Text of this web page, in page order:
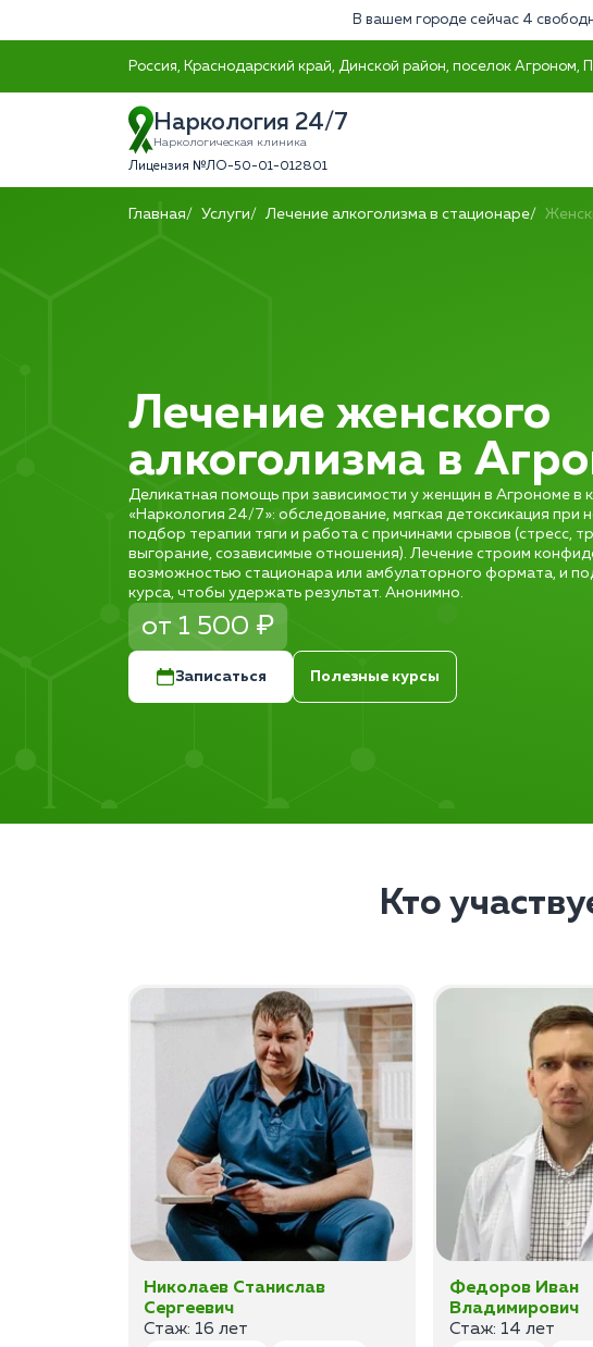
В вашем городе сейчас 4
Россия, Краснодарский край, Динской район, поселок Агроном,
Наркология 24/7
Наркологическая клиника
Лицензия №ЛО-50-01-012801
Главная Услуги Лечение алкоголизма в стационаре
Лечение женского
алкоголизма в
Деликатная помощь при зависимости у женщин в Агрономе в
«Наркология 24/7»: обследование, мягкая детоксикация при
подбор терапии тяги и работа с причинами срывов (стресс,
выгорание, созависимые отношения). Лечение строим
возможностью стационара или амбулаторного формата, и
курса, чтобы удержать результат. Анонимно.
от 1 500 ₽
Записаться Полезные курсы
Кто
Николаев Станислав
Сергеевич
Стаж: 16 лет
Федоров Иван
Владимирович
Стаж: 14 лет